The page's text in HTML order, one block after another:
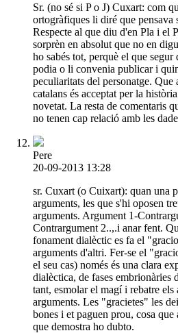
Sr. (no sé si P o J) Cuxart: com
ortogràfiques li diré que pensava
Respecte al que diu d'en Pla i el
sorprèn en absolut que no en
ho sabés tot, perquè el que segur
podia o li convenia publicar i
peculiaritats del personatge. Que
catalans és acceptat per la
novetat. La resta de comentaris
no tenen cap relació amb les
Pere
20-09-2013 13:28
sr. Cuxart (o Cuixart): quan una
arguments, les que s'hi oposen
arguments. Argument 1-
Contrargument 2..,.i anar fent.
fonament dialèctic es fa el
arguments d'altri. Fer-se el
el seu cas) només és una clara
dialèctica, de fases
tant, esmolar el magí i rebatre els
arguments. Les "gracietes" les
bones i et paguen prou, cosa
que demostra ho dubto.